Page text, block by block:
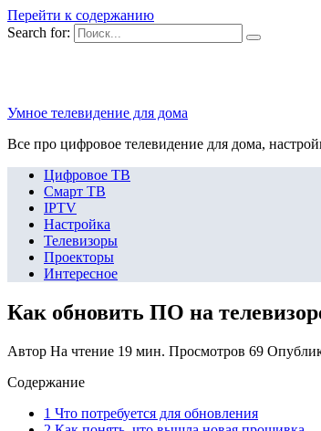
Перейти к содержанию
Search for:
Умное телевидение для дома
Все про цифровое телевидение для дома,
Цифровое ТВ
Смарт ТВ
IPTV
Настройка
Телевизоры
Проекторы
Интересное
Как обновить ПО на
Автор На чтение 19 мин. Просмотров 69
Содержание
1 Что потребуется для обновления